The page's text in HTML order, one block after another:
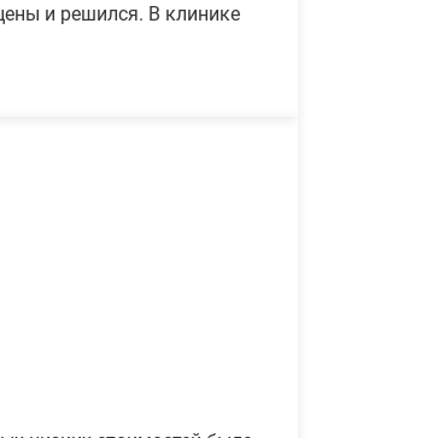
и решился. В клинике